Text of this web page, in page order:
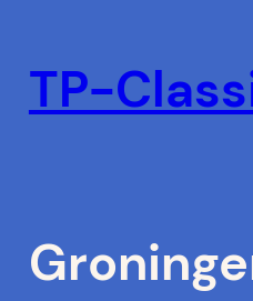
de
inhoud
TP-